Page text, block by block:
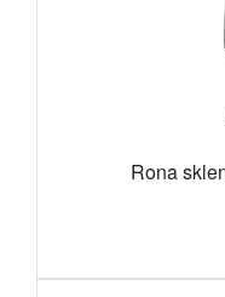
Rona